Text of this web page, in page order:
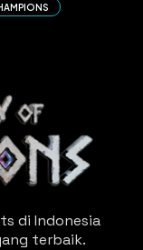
di Indonesia
terbaik.